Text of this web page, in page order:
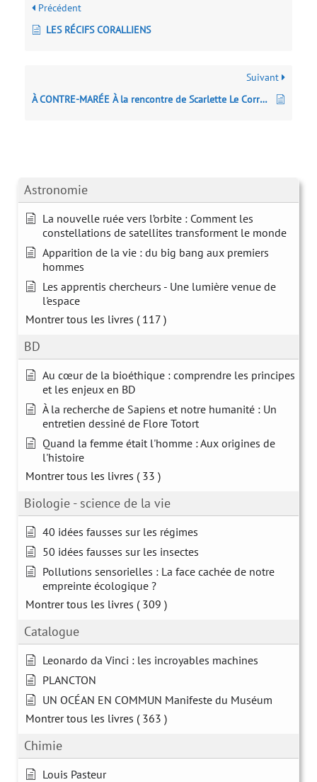
Astronomie
La nouvelle ruée vers l’orbite : Comment les
constellations de satellites transforment le monde
Apparition de la vie : du big bang aux premiers
hommes
Les apprentis chercheurs - Une lumière venue de
l'espace
Montrer tous les livres ( 117 )
BD
Au cœur de la bioéthique : comprendre les principes
et les enjeux en BD
À la recherche de Sapiens et notre humanité : Un
entretien dessiné de Flore Totort
Quand la femme était l'homme : Aux origines de
l'histoire
Montrer tous les livres ( 33 )
Biologie - science de la vie
40 idées fausses sur les régimes
50 idées fausses sur les insectes
Pollutions sensorielles : La face cachée de notre
empreinte écologique ?
Montrer tous les livres ( 309 )
Catalogue
Leonardo da Vinci : les incroyables machines
PLANCTON
UN OCÉAN EN COMMUN Manifeste du Muséum
Montrer tous les livres ( 363 )
Chimie
Louis Pasteur
Précédent
LES RÉCIFS CORALLIENS
Suivant
À CONTRE-MARÉE À la rencontre de Scarlette Le Corre, marin-pêcheur et algocultrice